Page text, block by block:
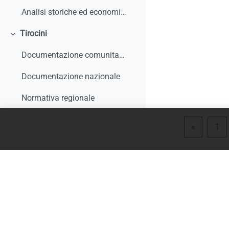
Analisi storiche ed economiche sulle origini dell'apprendistato e le sue trasformazioni
Minimizza
Tirocini
Documentazione comunitaria
Documentazione nazionale
Normativa regionale
Pagina